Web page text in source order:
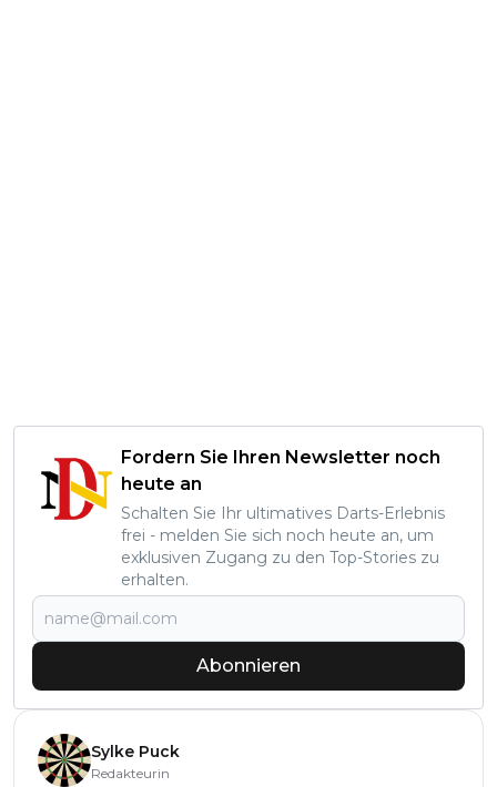
Fordern Sie Ihren Newsletter noch
heute an
Schalten Sie Ihr ultimatives Darts-Erlebnis
frei - melden Sie sich noch heute an, um
exklusiven Zugang zu den Top-Stories zu
erhalten.
Abonnieren
Sylke Puck
Redakteurin